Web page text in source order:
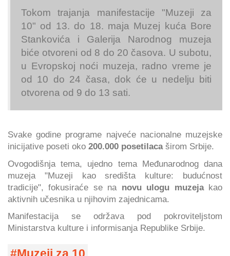
Tokom trajanja manifestacije "Muzeji za
10" od 13. do 18. maja Muzej kuća Bore
Stankovića i Galerija Narodnog muzeja
biće otvoreni od 8 do 20 časova. U subotu,
u Evropskoj noći muzeja, radno vreme je
od 10 do 24 časa, dok će u nedelju biti
otvorena od 9 do 13 sati.
Svake godine programe najveće nacionalne muzejske
inicijative poseti oko 200.000 posetilacaširom Srbije.
Ovogodišnja tema, ujedno tema Međunarodnog dana
muzeja "Muzeji kao središta kulture: budućnost
tradicije", fokusiraće se na novu ulogu muzeja kao
aktivnih učesnika u njihovim zajednicama.
Manifestacija se održava pod pokroviteljstom
Ministarstva kulture i informisanja Republike Srbije.